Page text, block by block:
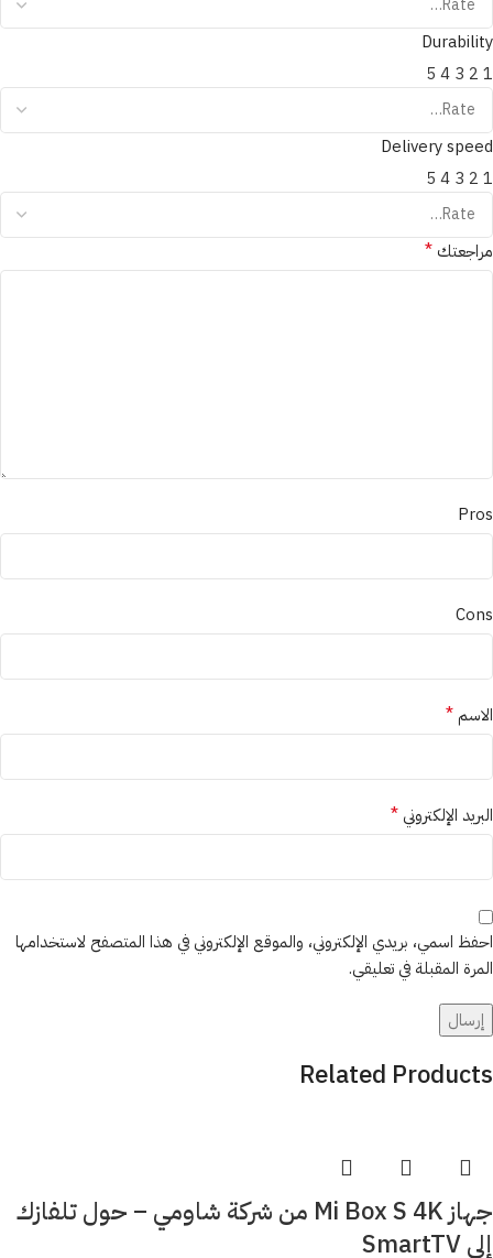
Durability
1
2
3
4
5
Delivery speed
1
2
3
4
5
مراجعتك *
Pros
Cons
الاسم*
البريد الإلكتروني *
احفظ اسمي، بريدي الإلكتروني، والموقع الإلكتروني في هذا المتصفح لاستخدامها
المرة المقبلة في تعليقي.
Related Products
جهاز Mi Box S 4K من شركة شاومي – حول تلفازك
إلى SmartTV